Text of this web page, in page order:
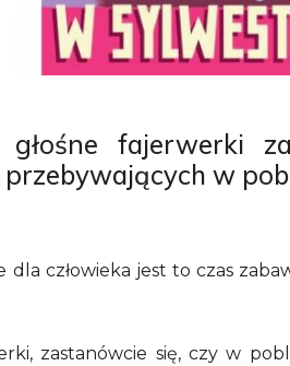
głośne fajerwerki
w
dla człowieka jest to czas
zastanówcie się, czy w